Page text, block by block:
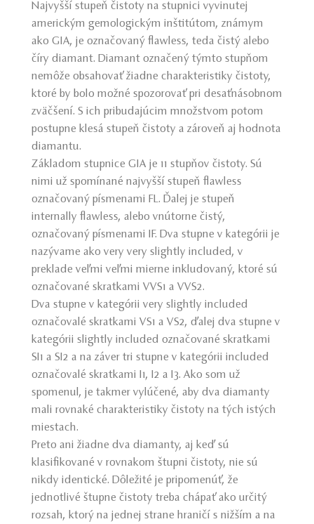
Najvyšší stupeň čistoty na stupnici vyvinutej
americkým gemologickým inštitútom, známym
ako GIA, je označovaný flawless, teda čistý alebo
číry diamant. Diamant označený týmto stupňom
nemôže obsahovať žiadne charakteristiky čistoty,
ktoré by bolo možné spozorovať pri desaťnásobnom
zväčšení. S ich pribudajúcim množstvom potom
postupne klesá stupeň čistoty a zároveň aj hodnota
diamantu.
Základom stupnice GIA je 11 stupňov čistoty. Sú
nimi už spomínané najvyšší stupeň flawless
označovaný písmenami FL. Ďalej je stupeň
internally flawless, alebo vnútorne čistý,
označovaný písmenami IF. Dva stupne v kategórii je
nazývame ako very very slightly included, v
preklade veľmi veľmi mierne inkludovaný, ktoré sú
označované skratkami VVS1 a VVS2.
Dva stupne v kategórii very slightly included
označovalé skratkami VS1 a VS2, ďalej dva stupne v
kategórii slightly included označované skratkami
SI1 a SI2 a na záver tri stupne v kategórii included
označovalé skratkami I1, I2 a I3. Ako som už
spomenul, je takmer vylúčené, aby dva diamanty
mali rovnaké charakteristiky čistoty na tých istých
miestach.
Preto ani žiadne dva diamanty, aj keď sú
klasifikované v rovnakom štupni čistoty, nie sú
nikdy identické. Dôležité je pripomenúť, že
jednotlivé štupne čistoty treba chápať ako určitý
rozsah, ktorý na jednej strane hraničí s nižším a na